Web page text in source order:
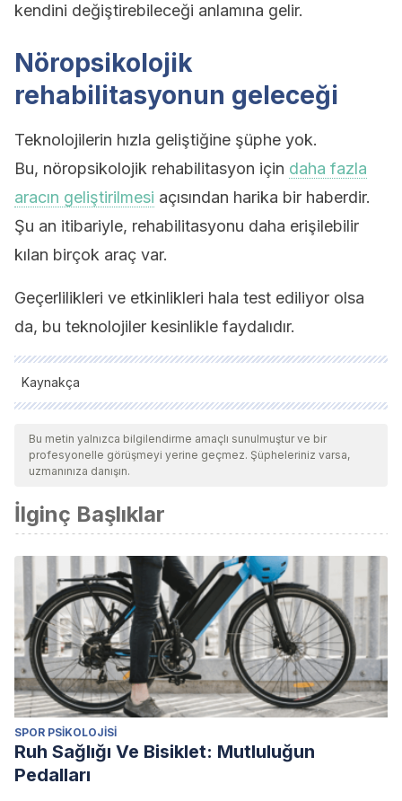
kendini değiştirebileceği anlamına gelir.
Nöropsikolojik
rehabilitasyonun geleceği
Teknolojilerin hızla geliştiğine şüphe yok.
Bu, nöropsikolojik rehabilitasyon için daha fazla
aracın geliştirilmesi açısından harika bir haberdir.
Şu an itibariyle, rehabilitasyonu daha erişilebilir
kılan birçok araç var.
Geçerlilikleri ve etkinlikleri hala test ediliyor olsa
da, bu teknolojiler kesinlikle faydalıdır.
Kaynakça
Tüm alıntı yapılan kaynaklar, kalitelerini, güvenilirliklerini,
güncelliklerini ve geçerliliklerini sağlamak için ekibimiz
tarafından derinlemesine incelendi. Bu makalenin bibliyografisi
kabul edildi.
Soto Pérez, F. Franco Martín, M. y Jiménez Gómez, F.
(2010). Tecnologías y neuropsicología: hacia una ciber-
neuropsicología.
Cuadernos de neuropsicología, 4
130.
Bu metin yalnızca bilgilendirme amaçlı sunulmuştur ve bir
profesyonelle görüşmeyi yerine geçmez. Şüpheleriniz varsa,
uzmanınıza danışın.
İlginç Başlıklar
SPOR PSIKOLOJISI
Ruh Sağlığı Ve Bisiklet: Mutluluğun
Pedalları